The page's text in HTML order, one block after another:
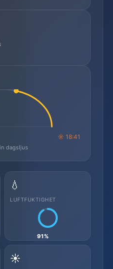
☼ 18:41
dagsljus
💧
LUFTFUKTIGHET
91%
☀️